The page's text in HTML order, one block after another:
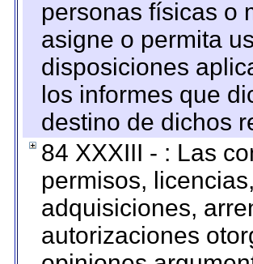
personas físicas o
asigne o permita
disposiciones
los informes que
destino de dichos
84 XXXIII - : Las
permisos,
adquisiciones,
autorizaciones